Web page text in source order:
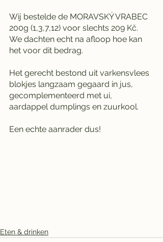
Wij bestelde de MORAVSKÝ VRABEC
200g (1,3,7,12) voor slechts 209 Kč.
We dachten echt na afloop hoe kan
het voor dit bedrag.
Het gerecht bestond uit varkensvlees
blokjes langzaam gegaard in jus,
gecomplementeerd met ui,
aardappel dumplings en zuurkool.
Een echte aanrader dus!
Eten & drinken